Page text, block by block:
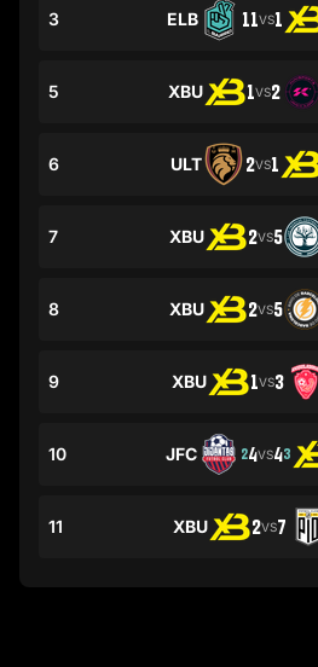
3 ELB 11VS1
5 XBU 1VS2
6 ULT 2VS1
7 XBU 2VS5
8 XBU 2VS5
9 XBU 1VS3
10 JFC 24VS43
11 XBU 2VS7